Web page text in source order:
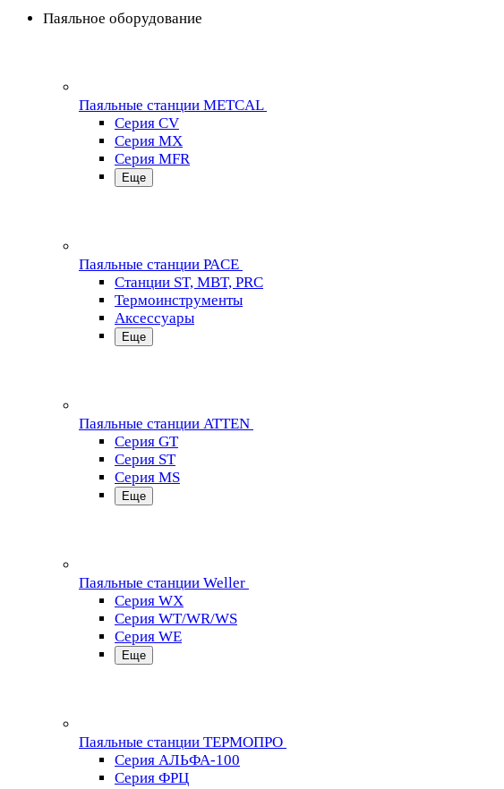
Паяльное оборудование
Паяльные станции METCAL
Серия CV
Серия MX
Серия MFR
Еще
Паяльные станции PACE
Станции ST, MBT, PRC
Термоинструменты
Аксессуары
Еще
Паяльные станции ATTEN
Серия GT
Серия ST
Серия MS
Еще
Паяльные станции Weller
Серия WX
Серия WT/WR/WS
Серия WE
Еще
Паяльные станции ТЕРМОПРО
Серия АЛЬФА-100
Серия ФРЦ